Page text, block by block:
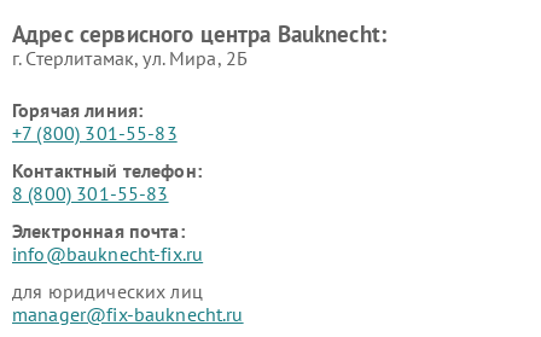
Адрес сервисного центра Bauknecht:
г. Стерлитамак, ул. Мира, 2Б
Горячая линия:
+7 (800) 301-55-83
Контактный телефон:
8 (800) 301-55-83
Электронная почта:
info@bauknecht-fix.ru
для юридических лиц
manager@fix-bauknecht.ru